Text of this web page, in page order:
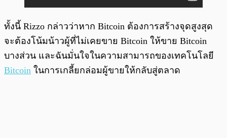
ทั้งนี้ Rizzo กล่าวว่าหาก Bitcoin ต้องการสร้างจุดสูงสุด
จะต้องโน้มน้าวผู้ที่ไม่เคยขาย Bitcoin ให้ขาย Bitcoin
บางส่วน และฉันมั่นใจในความสามารถของเทคโนโลยี
Bitcoin ในการเกลี้ยกล่อมผู้ขายให้กลับสู่ตลาด